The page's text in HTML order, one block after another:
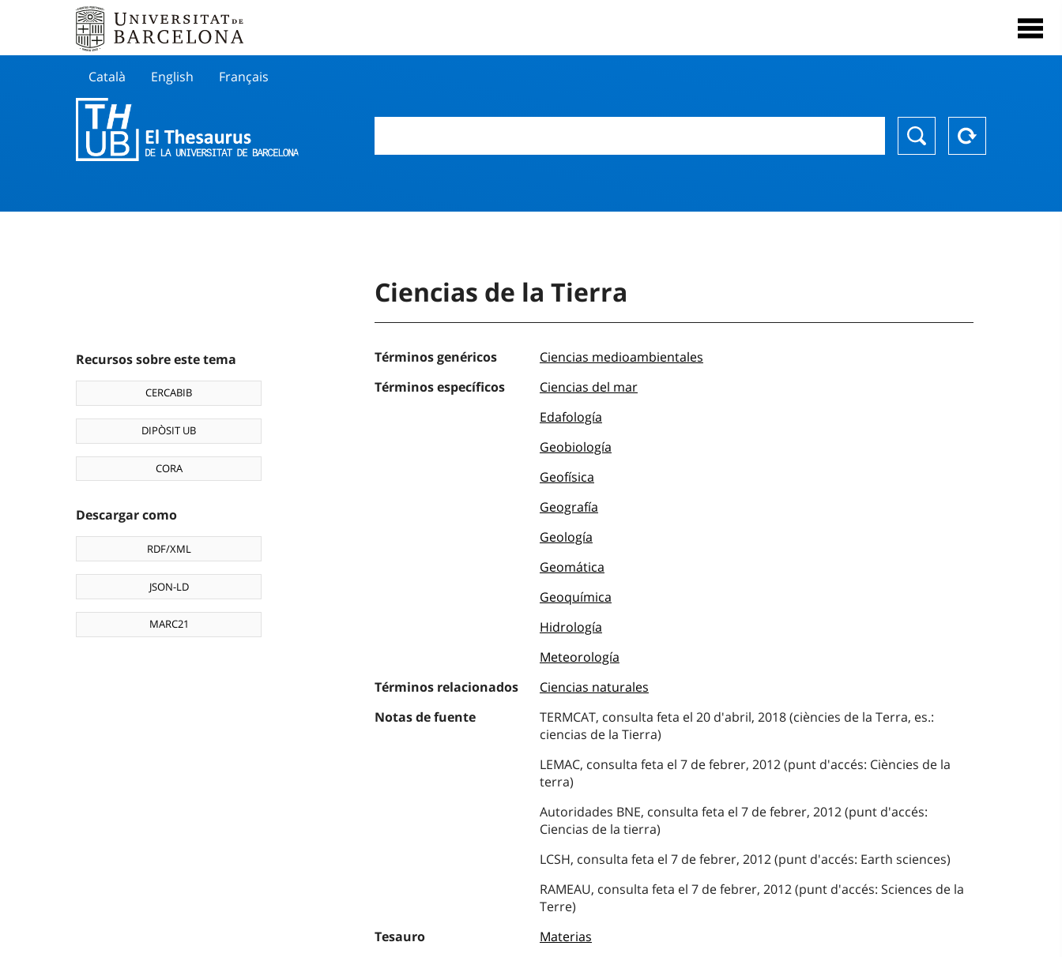
Català English Français
Recursos sobre este tema
CERCABIB
DIPÒSIT UB
CORA
Descargar como
RDF/XML
JSON-LD
MARC21
Ciencias de la Tierra
Términos genéricos
Ciencias medioambientales
Términos específicos
Ciencias del mar
Edafología
Geobiología
Geofísica
Geografía
Geología
Geomática
Geoquímica
Hidrología
Meteorología
Términos relacionados
Ciencias naturales
Notas de fuente
TERMCAT, consulta feta el 20 d'abril, 2018 (ciències de la Terra, es.:
ciencias de la Tierra)
LEMAC, consulta feta el 7 de febrer, 2012 (punt d'accés: Ciències de la
terra)
Autoridades BNE, consulta feta el 7 de febrer, 2012 (punt d'accés:
Ciencias de la tierra)
LCSH, consulta feta el 7 de febrer, 2012 (punt d'accés: Earth sciences)
RAMEAU, consulta feta el 7 de febrer, 2012 (punt d'accés: Sciences de la
Terre)
Tesauro
Materias